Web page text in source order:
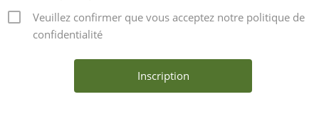
Veuillez confirmer que vous acceptez notre politique de
confidentialité